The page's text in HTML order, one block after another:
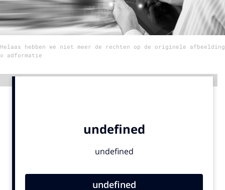
9 sept: GenAI-training
12 nov: MarketingLive!
Adverteren
Events
Helaas hebben we niet meer de rechten op de originele afbeelding
© adformatie